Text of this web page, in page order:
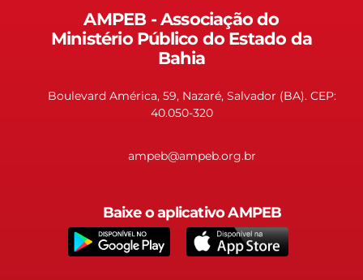
AMPEB - Associação do
Ministério Público do Estado da
Bahia
Boulevard América, 59, Nazaré, Salvador (BA). CEP:
40.050-320
ampeb@ampeb.org.br
Baixe o aplicativo AMPEB